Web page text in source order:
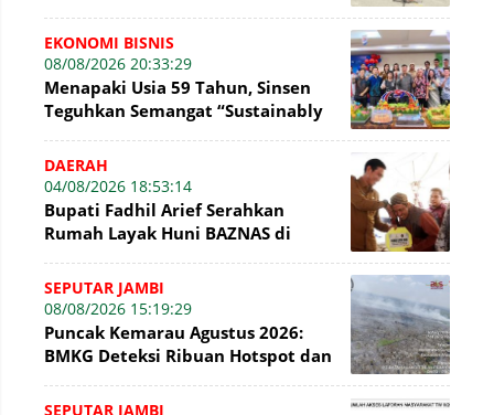
WFC ?
EKONOMI BISNIS
08/08/2026 20:33:29
Menapaki Usia 59 Tahun, Sinsen
Teguhkan Semangat “Sustainably
DAERAH
04/08/2026 18:53:14
Bupati Fadhil Arief Serahkan
Rumah Layak Huni BAZNAS di
SEPUTAR JAMBI
08/08/2026 15:19:29
Puncak Kemarau Agustus 2026:
BMKG Deteksi Ribuan Hotspot dan
SEPUTAR JAMBI